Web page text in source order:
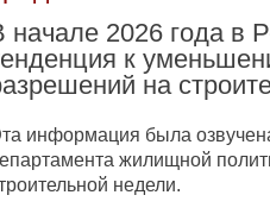
начале 2026 года в
к
на
информация была
жилищной
недели.